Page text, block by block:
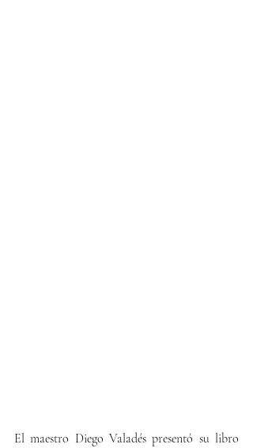
El maestro Diego Valadés presentó su libro